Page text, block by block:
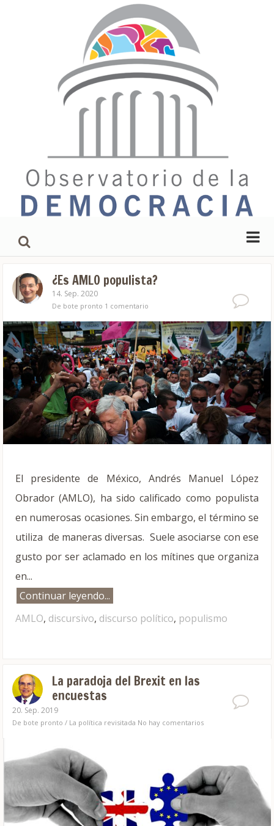
¿Es AMLO populista?
14. Sep. 2020
De bote pronto 1 comentario
El presidente de México, Andrés Manuel López
Obrador (AMLO), ha sido calificado como populista
en numerosas ocasiones. Sin embargo, el término se
utiliza de maneras diversas. Suele asociarse con ese
gusto por ser aclamado en los mítines que organiza
en...
Continuar leyendo...
AMLO, discursivo, discurso político, populismo
La paradoja del Brexit en las
encuestas
20. Sep. 2019
De bote pronto / La política revisitada No hay comentarios